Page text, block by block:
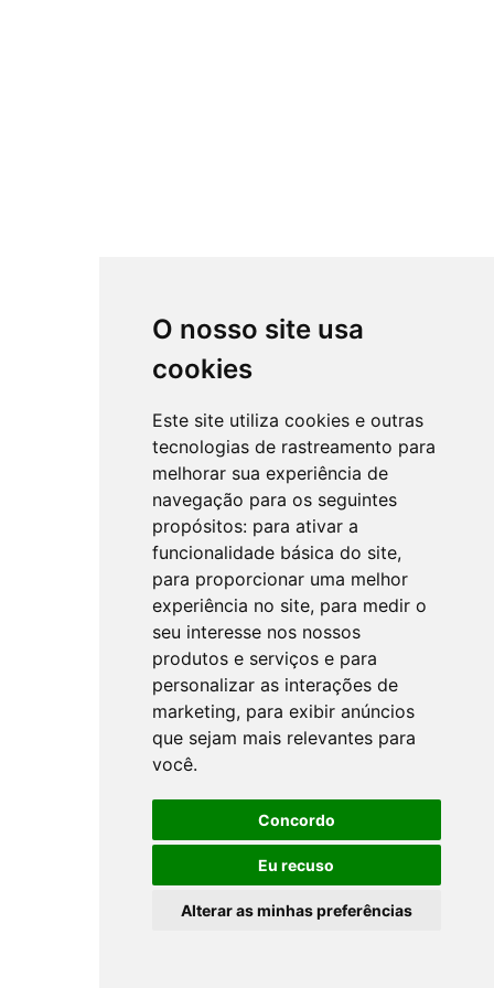
O nosso site usa
cookies
Este site utiliza cookies e outras
tecnologias de rastreamento para
melhorar sua experiência de
navegação para os seguintes
propósitos: para ativar a
funcionalidade básica do site,
para proporcionar uma melhor
experiência no site, para medir o
seu interesse nos nossos
produtos e serviços e para
personalizar as interações de
marketing, para exibir anúncios
que sejam mais relevantes para
você.
Concordo
Eu recuso
Alterar as minhas preferências